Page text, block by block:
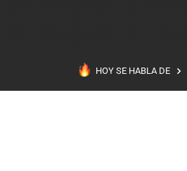
HOY SE HABLA DE